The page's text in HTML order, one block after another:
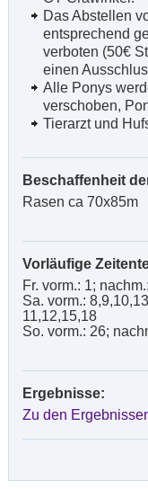
Das Abstellen
entsprechend
verboten (50€
einen
Alle Ponys
verschoben,
Tierarzt und
Beschaffenheit
Rasen ca 70x85m
Vorläufige
Fr. vorm.: 1;
Sa. vorm.:
11,12,15,18
So. vorm.: 26;
Ergebnisse:
Zu den